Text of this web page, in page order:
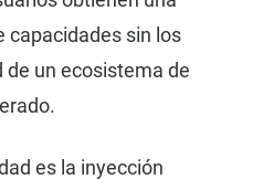
capacidades sin los
de un ecosistema de
es la inyección